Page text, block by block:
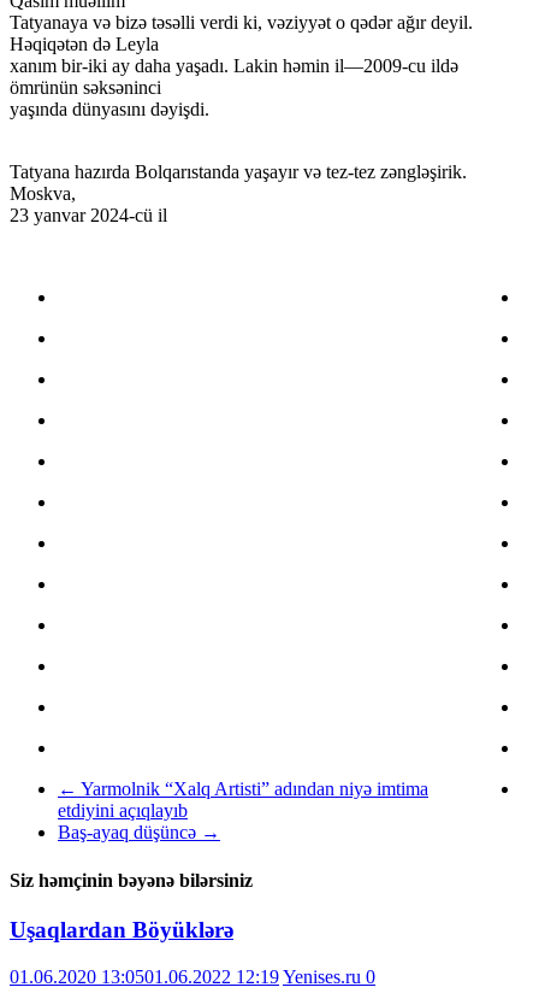
Tatyanaya və bizə təsəlli verdi ki, vəziyyət o qədər ağır deyil.
Həqiqətən də Leyla
xanım bir-iki ay daha yaşadı. Lakin həmin il—2009-cu ildə
ömrünün səksəninci
yaşında dünyasını dəyişdi.
Tatyana hazırda Bolqarıstanda yaşayır və tez-tez zəngləşirik.
Moskva,
23 yanvar 2024-cü il
← Yarmolnik “Xalq Artisti” adından niyə imtima
etdiyini açıqlayıb
Baş-ayaq düşüncə →
Siz həmçinin bəyənə bilərsiniz
Uşaqlardan Böyüklərə
01.06.2020 13:0501.06.2022 12:19Yenises.ru 0